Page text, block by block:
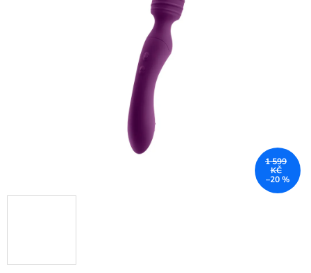
1 599
KČ
–20 %